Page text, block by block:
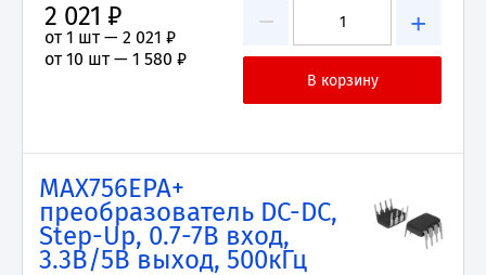
− +
2 021 ₽
от 1 шт — 2 021 ₽
от 10 шт — 1 580 ₽
MAX756EPA+
преобразователь DC-DC,
Step-Up, 0.7-7В вход,
3.3В/5В выход, 500кГц